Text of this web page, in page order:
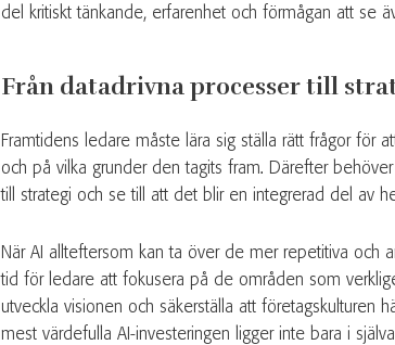
del kritiskt tänkande, erfarenhet och förmågan att se
Från datadrivna processer till
Framtidens ledare måste lära sig ställa rätt frågor för
och på vilka grunder den tagits fram. Därefter
till strategi och se till att det blir en integrerad del av
När AI allteftersom kan ta över de mer repetitiva och
tid för ledare att fokusera på de områden som
utveckla visionen och säkerställa att företagskulturen
mest värdefulla AI-investeringen ligger inte bara i